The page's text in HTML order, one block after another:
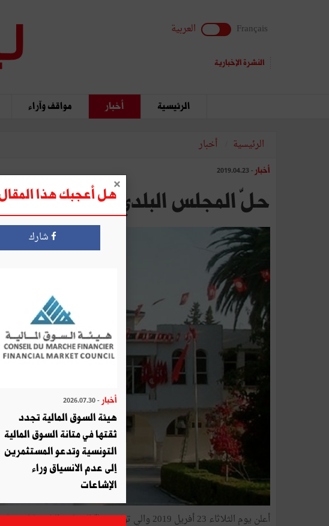
Français العربية
النشرة الإخبارية
الرئيسية أخبار مواقف وآراء
الرئيسية أخبار
أخبار - 2019.04.23
حلّ المجلس البلدي بباردو
هل أعجبك هذا
شارك
أخبار - 2026.07.30
هيئة السوق المالية تجدد
ثقتها في متانة السوق المالية
التونسية وتدعو المستثمرين
إلى عدم الانسياق وراء
الإشاعات